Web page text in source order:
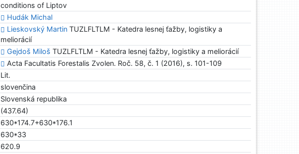
conditions of Liptov
Hudák Michal
Lieskovský Martin TUZLFLTLM - Katedra lesnej ťažby, logistiky a
meliorácií
Gejdoš Miloš TUZLFLTLM - Katedra lesnej ťažby, logistiky a meliorácií
Acta Facultatis Forestalis Zvolen. Roč. 58, č. 1 (2016), s. 101-109
Lit.
slovenčina
Slovenská republika
(437.64)
630*174.7+630*176.1
630*33
620.9